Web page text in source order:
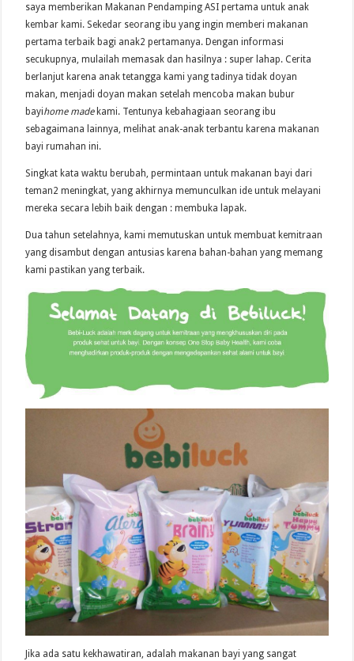
saya memberikan Makanan Pendamping ASI pertama untuk anak
kembar kami. Sekedar seorang ibu yang ingin memberi makanan
pertama terbaik bagi anak2 pertamanya. Dengan informasi
secukupnya, mulailah memasak dan hasilnya : super lahap. Cerita
berlanjut karena anak tetangga kami yang tadinya tidak doyan
makan, menjadi doyan makan setelah mencoba makan bubur
bayihome madekami. Tentunya kebahagiaan seorang ibu
sebagaimana lainnya, melihat anak-anak terbantu karena makanan
bayi rumahan ini.
Singkat kata waktu berubah, permintaan untuk makanan bayi dari
teman2 meningkat, yang akhirnya memunculkan ide untuk melayani
mereka secara lebih baik dengan : membuka lapak.
Dua tahun setelahnya, kami memutuskan untuk membuat kemitraan
yang disambut dengan antusias karena bahan-bahan yang memang
kami pastikan yang terbaik.
Jika ada satu kekhawatiran, adalah makanan bayi yang sangat